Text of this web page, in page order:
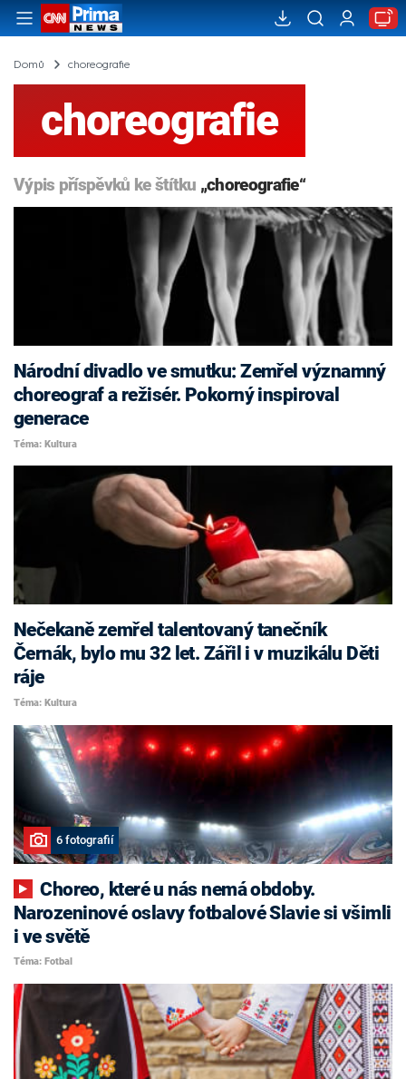
Domů choreografie
choreografie
Výpis příspěvků ke štítku „choreografie“
Národní divadlo ve smutku: Zemřel významný
choreograf a režisér. Pokorný inspiroval
generace
Téma: Kultura
Nečekaně zemřel talentovaný tanečník
Černák, bylo mu 32 let. Zářil i v muzikálu Děti
ráje
Téma: Kultura
6 fotografií
Choreo, které u nás nemá obdoby.
Narozeninové oslavy fotbalové Slavie si všimli
i ve světě
Téma: Fotbal